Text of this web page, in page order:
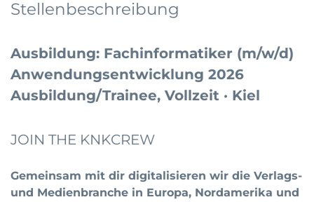
Stellenbeschreibung
Ausbildung: Fachinformatiker (m/w/d)
Anwendungsentwicklung 2026
Ausbildung/Trainee, Vollzeit · Kiel
JOIN THE KNKCREW
Gemeinsam mit dir digitalisieren wir die Verlags-
und Medienbranche in Europa, Nordamerika und